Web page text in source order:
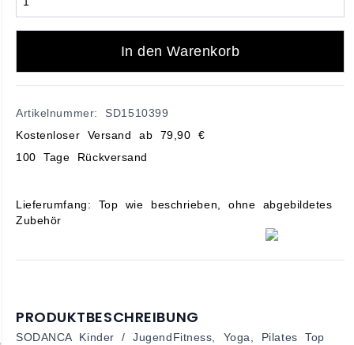
In den Warenkorb
Artikelnummer: SD1510399
Kostenloser Versand ab 79,90 €
100 Tage Rückversand
Lieferumfang: Top wie beschrieben, ohne abgebildetes
Zubehör
PRODUKTBESCHREIBUNG
SODANCA Kinder / JugendFitness, Yoga, Pilates Top